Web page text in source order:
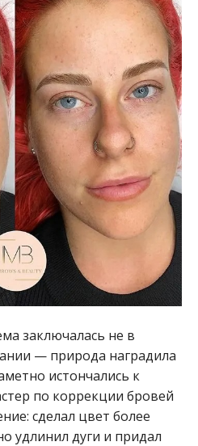
заключалась не в
— природа наградила
истончались к
по коррекции бровей
сделал цвет более
удлинил дуги и придал